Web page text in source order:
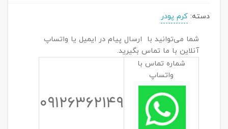
دسته: کرم پودر
شما می‌توانید با ارسال پیام در ایمیل یا واتساپ
آنلاین با ما تماس بگیرید.
شماره تماس با
واتساپ
۰۹۱۲۶۳۶۲۱۴۹